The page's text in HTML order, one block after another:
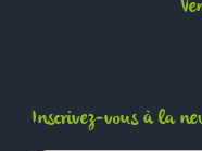
Inscrivez-vous à la